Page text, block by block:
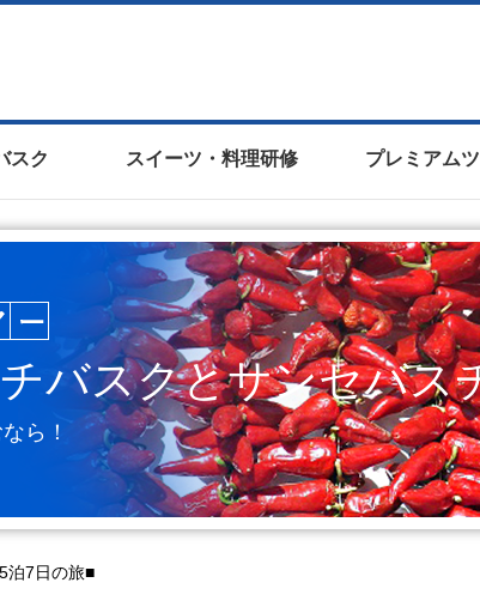
スク スイーツ・料理研修 プレミアム
バスクとサンセバス
ら！
泊7日の旅■